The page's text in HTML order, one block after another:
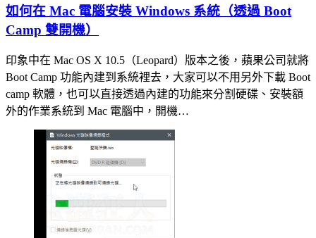
如何在 Mac 電腦安裝 Windows 系統（透過 Boot
Camp 雙開機）
印象中在 Mac OS X 10.5（Leopard）版本之後，蘋果公司就將
Boot Camp 功能內建到系統裡去，大家可以不用另外下載 Boot
camp 軟體，也可以直接透過內建的功能來分割硬碟、安裝額
外的作業系統到 Mac 電腦中，開機…